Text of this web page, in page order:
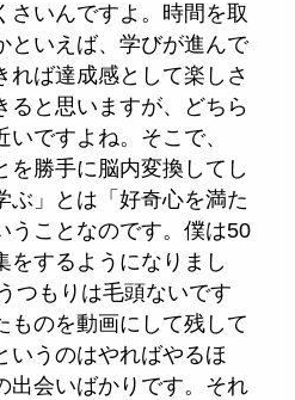
さいんですよ。時間を取
といえば、学びが進んで
れば達成感として楽しさ
ると思いますが、どちら
ですよね。そこで、
を勝手に脳内変換してし
ぶ」とは「好奇心を満た
うことなのです。僕は50
をするようになりまし
つもりは毛頭ないです
ものを動画にして残して
いうのはやればやるほ
出会いばかりです。それ